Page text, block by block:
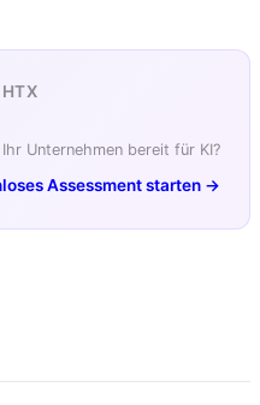
Unternehmen bereit für KI?
Assessment starten →